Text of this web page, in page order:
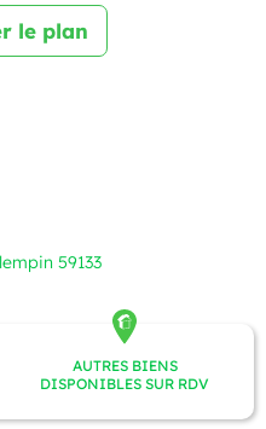
le plan
59133
AUTRES BIENS
DISPONIBLES SUR RDV